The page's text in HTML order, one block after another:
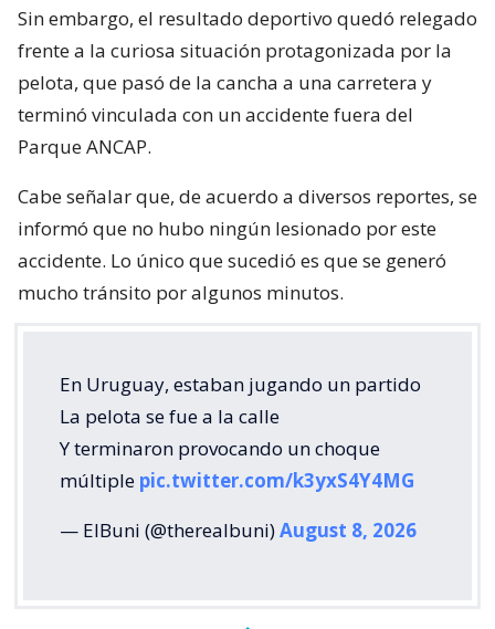
Sin embargo, el resultado deportivo quedó relegado
frente a la curiosa situación protagonizada por la
pelota, que pasó de la cancha a una carretera y
terminó vinculada con un accidente fuera del
Parque ANCAP.
Cabe señalar que, de acuerdo a diversos reportes, se
informó que no hubo ningún lesionado por este
accidente. Lo único que sucedió es que se generó
mucho tránsito por algunos minutos.
En Uruguay, estaban jugando un partido
La pelota se fue a la calle
Y terminaron provocando un choque
múltiple pic.twitter.com/k3yxS4Y4MG
— ElBuni (@therealbuni)August 8, 2026